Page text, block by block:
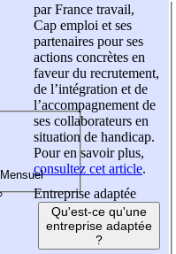
par France travail,
Cap emploi et ses
partenaires pour ses
actions concrètes en
faveur du recrutement,
de l’intégration et de
l’accompagnement de
ses collaborateurs en
situation de handicap.
Pour en savoir plus,
consultez cet article.
Entreprise adaptée
Qu'est-ce qu'une
entreprise adaptée
?